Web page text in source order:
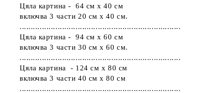
Цяла картина - 64 см х 40 см
включва 3 части 20 см х 40 см.
........................................................................
Цяла картина - 94 см х 60 см
включва 3 части 30 см х 60 см.
........................................................................
Цяла картина - 124 см х 80 см
включва 3 части 40 см х 80 см
........................................................................